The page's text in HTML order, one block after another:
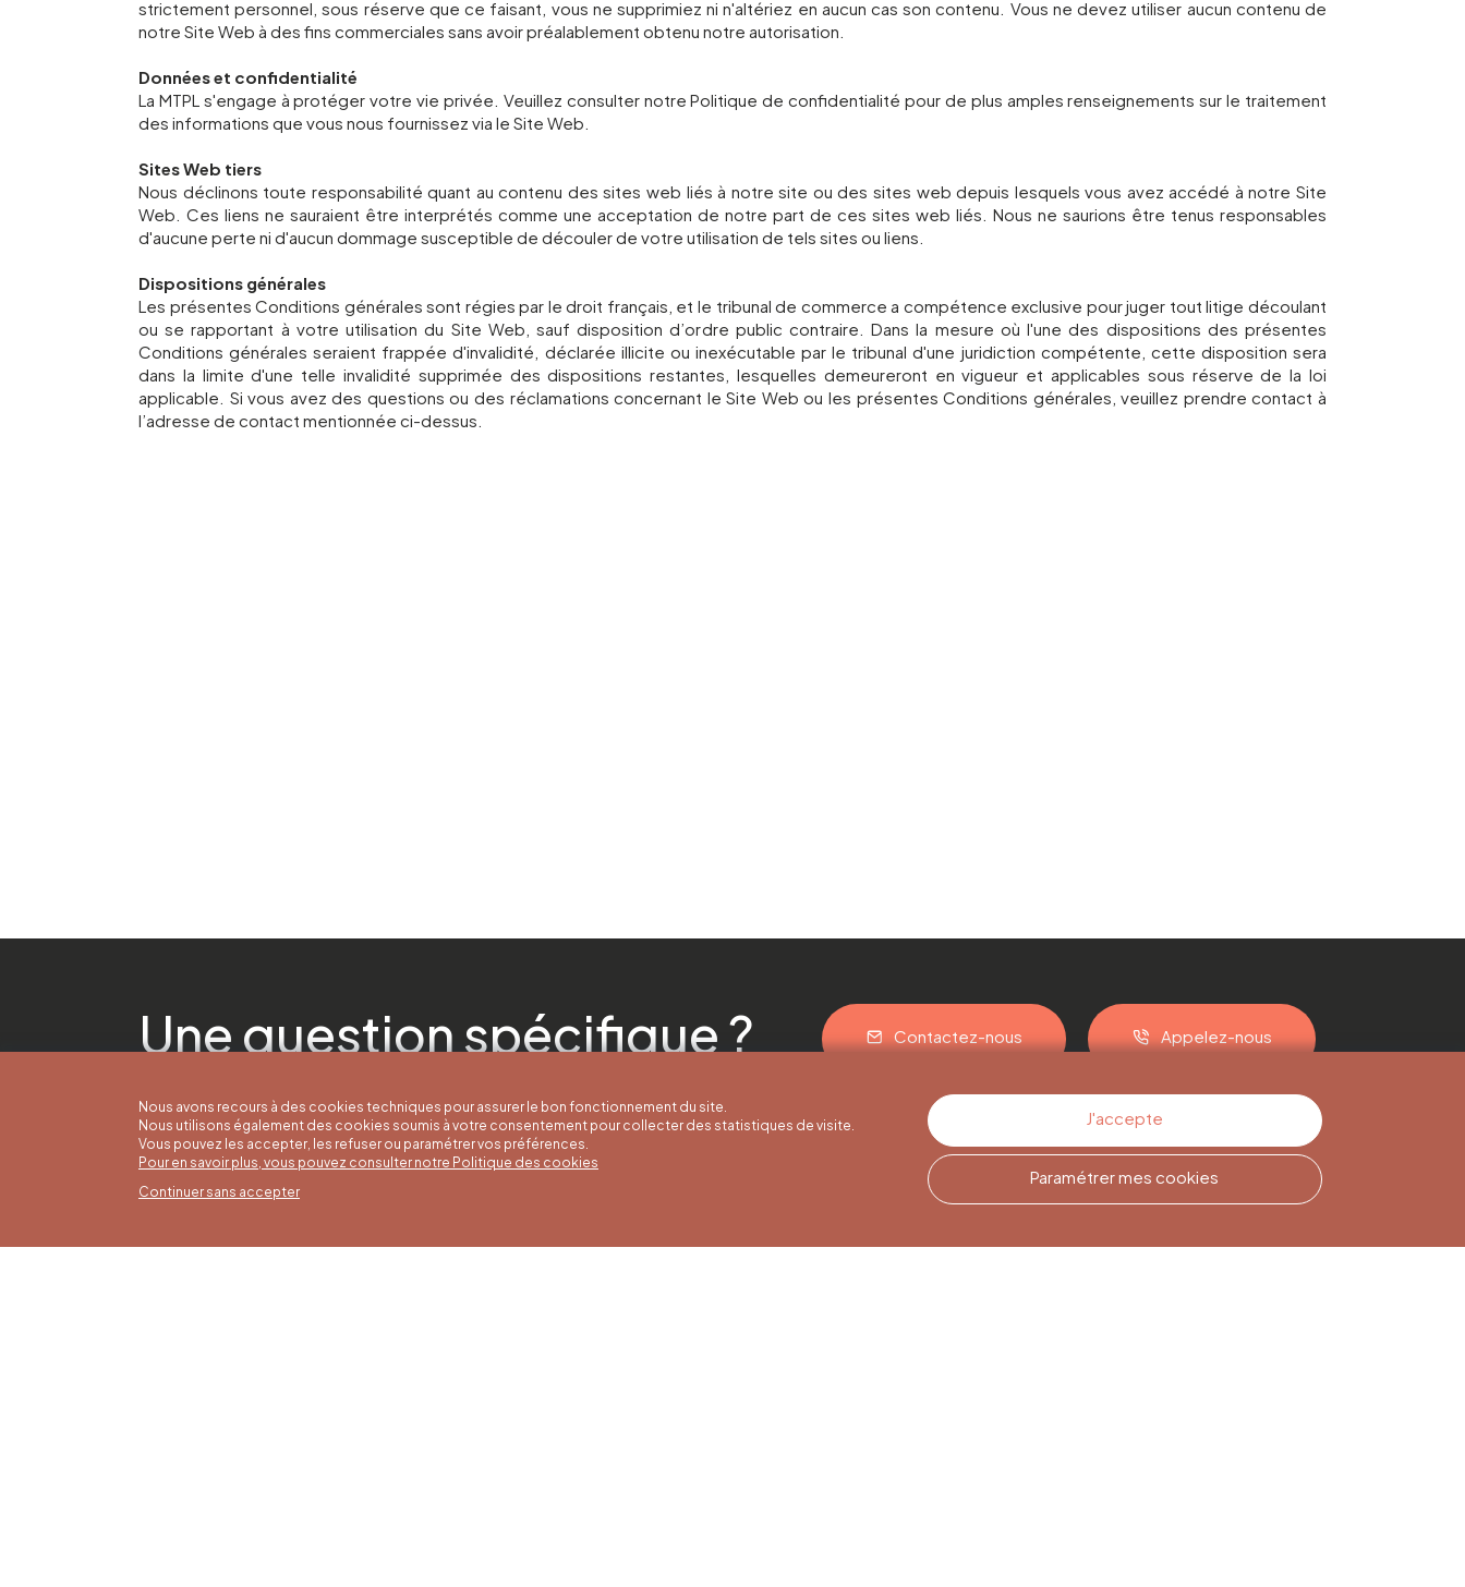
strictement personnel, sous réserve que ce faisant, vous ne supprimiez ni n'altériez en aucun cas son contenu. Vous ne devez utiliser aucun contenu de
notre Site Web à des fins commerciales sans avoir préalablement obtenu notre autorisation.
Données et confidentialité
La MTPL s'engage à protéger votre vie privée. Veuillez consulter notre Politique de confidentialité pour de plus amples renseignements sur le traitement
des informations que vous nous fournissez via le Site Web.
Sites Web tiers
Nous déclinons toute responsabilité quant au contenu des sites web liés à notre site ou des sites web depuis lesquels vous avez accédé à notre Site
Web. Ces liens ne sauraient être interprétés comme une acceptation de notre part de ces sites web liés. Nous ne saurions être tenus responsables
d'aucune perte ni d'aucun dommage susceptible de découler de votre utilisation de tels sites ou liens.
Dispositions générales
Les présentes Conditions générales sont régies par le droit français, et le tribunal de commerce a compétence exclusive pour juger tout litige découlant
ou se rapportant à votre utilisation du Site Web, sauf disposition d’ordre public contraire. Dans la mesure où l'une des dispositions des présentes
Conditions générales seraient frappée d'invalidité, déclarée illicite ou inexécutable par le tribunal d'une juridiction compétente, cette disposition sera
dans la limite d'une telle invalidité supprimée des dispositions restantes, lesquelles demeureront en vigueur et applicables sous réserve de la loi
applicable. Si vous avez des questions ou des réclamations concernant le Site Web ou les présentes Conditions générales, veuillez prendre contact à
l’adresse de contact mentionnée ci-dessus.
Une question spécifique ? Contactez-nous Appelez-nous
Inscription à la
Nous avons recours à des cookies techniques pour assurer le bon fonctionnement du site.
Nous utilisons également des cookies soumis à votre consentement pour collecter des statistiques de visite.
Vous pouvez les accepter, les refuser ou paramétrer vos préférences.
Pour en savoir plus, vous pouvez consulter notre Politique des cookies
Continuer sans accepter
J'accepte
Paramétrer mes cookies